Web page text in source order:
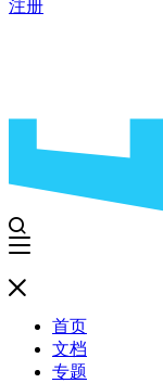
注册
首页
文档
专题